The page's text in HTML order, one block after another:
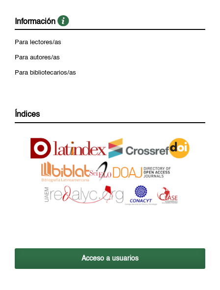
Información
Para lectores/as
Para autores/as
Para bibliotecarios/as
Índices
Acceso a usuarios